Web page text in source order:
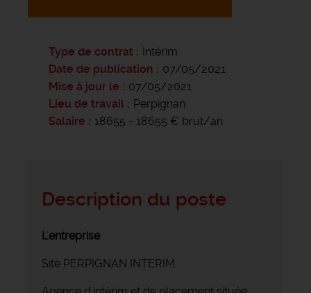
Type de contrat
Intérim
Date de publication
07/05/2021
Mise à jour le
07/05/2021
Lieu de travail
Perpignan
Salaire
18655 - 18655 € brut/an
Description du poste
L'entreprise
Site PERPIGNAN INTERIM